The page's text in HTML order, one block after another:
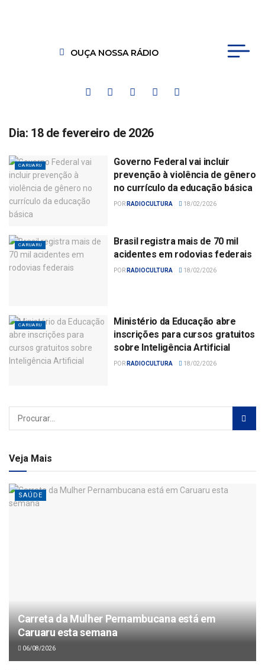
OUÇA NOSSA RÁDIO
Dia: 18 de fevereiro de 2026
CARUARU
Governo Federal vai incluir
prevenção à violência de gênero
no currículo da educação básica
POR RADIOCULTURA 18/02/2026
CARUARU
Brasil registra mais de 70 mil
acidentes em rodovias federais
POR RADIOCULTURA 18/02/2026
CARUARU
Ministério da Educação abre
inscrições para cursos gratuitos
sobre Inteligência Artificial
POR RADIOCULTURA 18/02/2026
Veja Mais
SAÚDE
Carreta da Mulher Pernambucana está em
Caruaru esta semana
06/08/2026